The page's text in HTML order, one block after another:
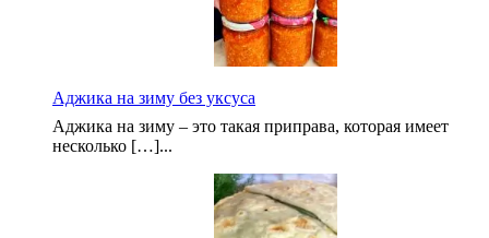
Аджика на зиму без уксуса
Аджика на зиму – это такая приправа, которая имеет
несколько […]...